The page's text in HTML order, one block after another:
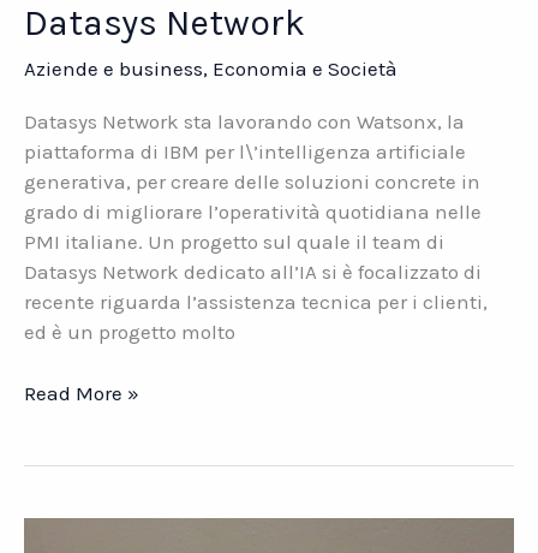
Datasys Network
Aziende e business, Economia e Società
Datasys Network sta lavorando con Watsonx, la
piattaforma di IBM per l\’intelligenza artificiale
generativa, per creare delle soluzioni concrete in
grado di migliorare l’operatività quotidiana nelle
PMI italiane. Un progetto sul quale il team di
Datasys Network dedicato all’IA si è focalizzato di
recente riguarda l’assistenza tecnica per i clienti,
ed è un progetto molto
IBM
Read More »